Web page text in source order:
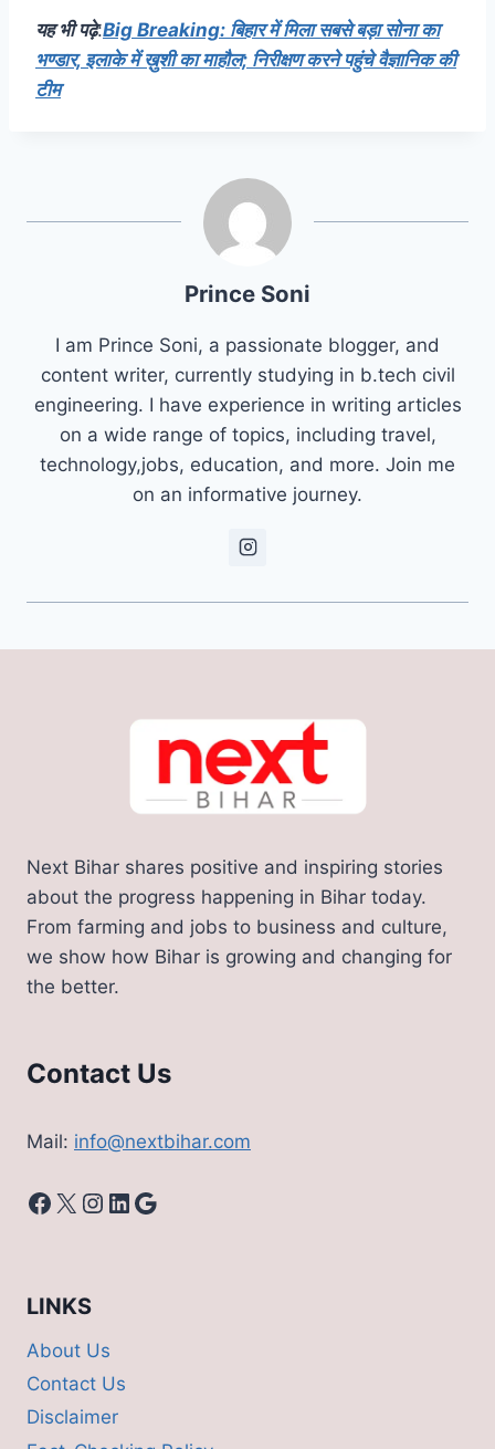
यह भी पढ़े:Big Breaking: बिहार में मिला सबसे बड़ा सोना का
भण्डार, इलाके में ख़ुशी का माहौल; निरीक्षण करने पहुंचे वैज्ञानिक की
टीम
Prince Soni
I am Prince Soni, a passionate blogger, and
content writer, currently studying in b.tech civil
engineering. I have experience in writing articles
on a wide range of topics, including travel,
technology,jobs, education, and more. Join me
on an informative journey.
Next Bihar shares positive and inspiring stories
about the progress happening in Bihar today.
From farming and jobs to business and culture,
we show how Bihar is growing and changing for
the better.
Contact Us
Mail: info@nextbihar.com
Facebook
X Instagram
LinkedIn
Google
LINKS
About Us
Contact Us
Disclaimer